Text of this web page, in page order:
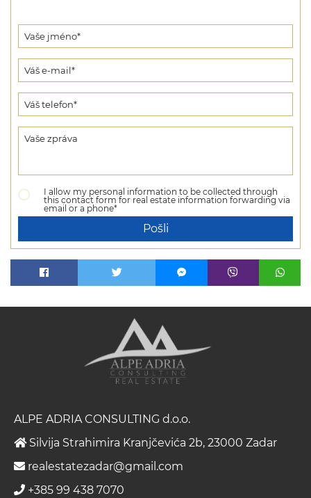
I allow my personal information to be collected through
this contact form for real estate information forwarding via
email or a phone*
Pošli
ALPE ADRIA CONSULTING d.o.o.
Silvija Strahimira Kranjčevića 2b, 23000 Zadar
realestatezadar@gmail.com
+385 99 438 7070